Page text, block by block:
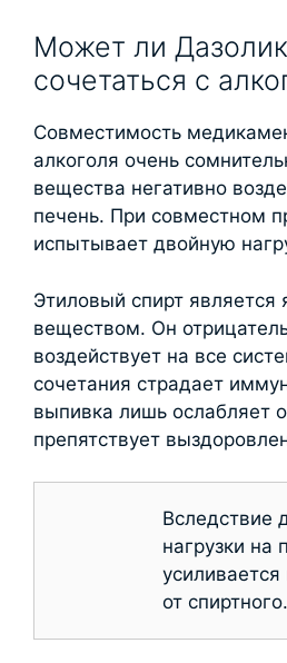
Может ли Дазолик
сочетаться с
Совместимость
алкоголя очень
вещества негативно
печень. При совместном
испытывает двойную
Этиловый спирт является
веществом. Он
воздействует на все
сочетания страдает
выпивка лишь ослабляет
препятствует
Вследствие
нагрузки на
усиливается
от спиртного.